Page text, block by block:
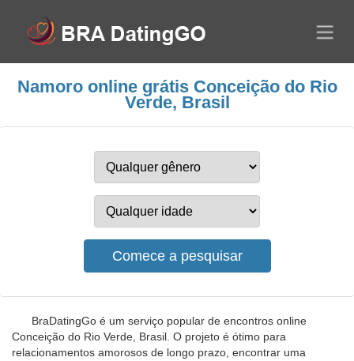
Namoro online grátis Conceição do Rio
Verde, Brasil
BraDatingGo é um serviço popular de encontros online
Conceição do Rio Verde, Brasil. O projeto é ótimo para
relacionamentos amorosos de longo prazo, encontrar uma